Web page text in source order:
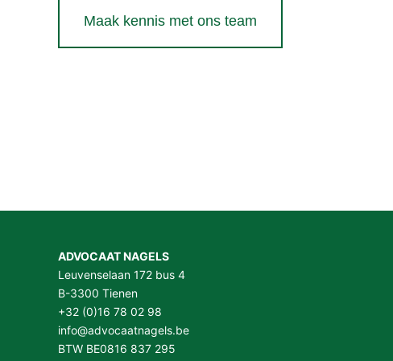
Maak kennis met ons team
ADVOCAAT NAGELS
Leuvenselaan 172 bus 4
B-3300 Tienen
+32 (0)16 78 02 98
info@advocaatnagels.be
BTW BE0816 837 295